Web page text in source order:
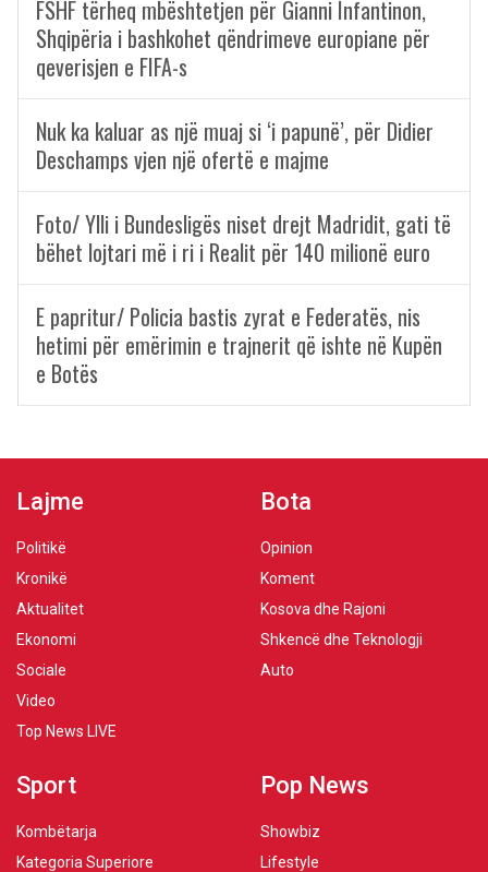
FSHF tërheq mbështetjen për Gianni Infantinon,
Shqipëria i bashkohet qëndrimeve europiane për
qeverisjen e FIFA-s
Nuk ka kaluar as një muaj si ‘i papunë’, për Didier
Deschamps vjen një ofertë e majme
Foto/ Ylli i Bundesligës niset drejt Madridit, gati të
bëhet lojtari më i ri i Realit për 140 milionë euro
E papritur/ Policia bastis zyrat e Federatës, nis
hetimi për emërimin e trajnerit që ishte në Kupën
e Botës
Lajme
Politikë
Kronikë
Aktualitet
Ekonomi
Sociale
Video
Top News LIVE
Bota
Opinion
Koment
Kosova dhe Rajoni
Shkencë dhe Teknologji
Auto
Sport
Kombëtarja
Kategoria Superiore
Pop News
Showbiz
Lifestyle